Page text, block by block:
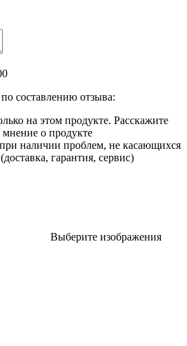
составлению отзыва:
на этом продукте. Расскажите
о продукте
наличии проблем, не касающихся
гарантия, сервис)
Выберите изображения